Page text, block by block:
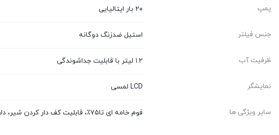
پمپ ۲۰ بار ایتالیایی
جنس فیلتر استیل ضدزنگ دوگانه
ظرفیت آب ۱.۲ لیتر با قابلیت جداشوندگی
نمایشگر LCD لمسی
سایر ویژگی ها فوم خامه ای تا۷۵٪، قابلیت کف دار کردن شیر، دارای قاشق اندازه گیری